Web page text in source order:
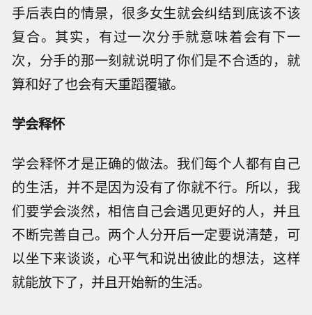
手后表白的情景，很多女生就会纠结到底该不该
复合。其实，有过一次分手就意味着会有下一
次，分手的那一刻就说明了你们是不合适的，就
算和好了也会有天重蹈覆辙。
学会释怀
学会释怀才是正确的做法。我们每个人都有自己
的生活，并不是因为没有了你就不行。所以，我
们要学会淡然，相信自己会遇见更好的人，并且
不断完善自己。两个人分开后一定要说清楚，可
以坐下来谈谈，心平气和说出彼此的想法，这样
就能放下了，并且开始新的生活。